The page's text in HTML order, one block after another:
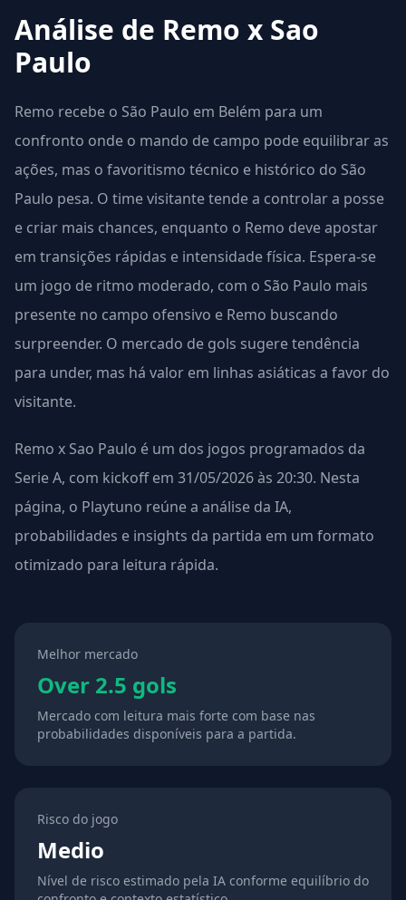
Análise de Remo x Sao
Paulo
Remo recebe o São Paulo em Belém para um
confronto onde o mando de campo pode equilibrar as
ações, mas o favoritismo técnico e histórico do São
Paulo pesa. O time visitante tende a controlar a posse
e criar mais chances, enquanto o Remo deve apostar
em transições rápidas e intensidade física. Espera-se
um jogo de ritmo moderado, com o São Paulo mais
presente no campo ofensivo e Remo buscando
surpreender. O mercado de gols sugere tendência
para under, mas há valor em linhas asiáticas a favor do
visitante.
Remo x Sao Paulo é um dos jogos programados da
Serie A, com kickoff em 31/05/2026 às 20:30. Nesta
página, o Playtuno reúne a análise da IA,
probabilidades e insights da partida em um formato
otimizado para leitura rápida.
Melhor mercado
Over 2.5 gols
Mercado com leitura mais forte com base nas
probabilidades disponíveis para a partida.
Risco do jogo
Medio
Nível de risco estimado pela IA conforme equilíbrio do